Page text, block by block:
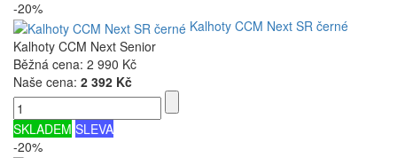
-20%
Kalhoty CCM Next SR černé
Kalhoty CCM Next Senior
Běžná cena: 2 990 Kč
Naše cena: 2 392 Kč
SKLADEM SLEVA
-20%